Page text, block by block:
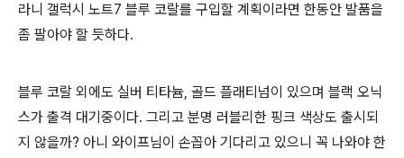
라니 갤럭시 노트7 블루 코랄를 구입할 계획이라면 한동안 발품을
좀 팔아야 할 듯하다.
블루 코랄 외에도 실버 티타늄, 골드 플래티넘이 있으며 블랙 오닉
스가 출격 대기중이다. 그리고 분명 러블리한 핑크 색상도 출시되
지 않을까? 아니 와이프님이 손꼽아 기다리고 있으니 꼭 나와야 한